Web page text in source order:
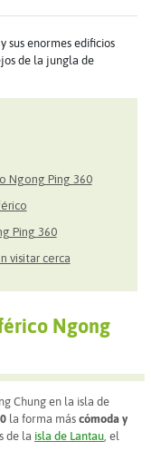
sus enormes edificios
de la jungla de
Ngong Ping 360
Ping 360
visitar cerca
Ngong
Chung en la isla de
la forma más cómoda y
de la isla de Lantau , el